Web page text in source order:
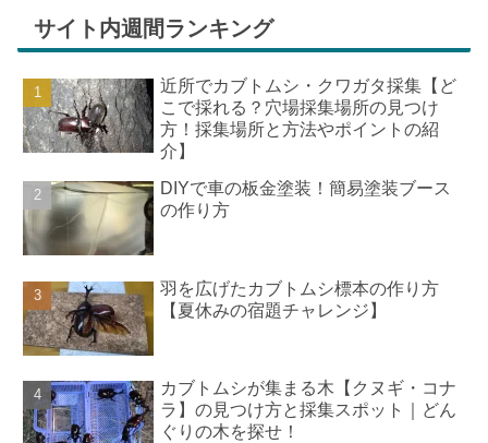
サイト内週間ランキング
近所でカブトムシ・クワガタ採集【ど
こで採れる？穴場採集場所の見つけ
方！採集場所と方法やポイントの紹
介】
DIYで車の板金塗装！簡易塗装ブース
の作り方
羽を広げたカブトムシ標本の作り方
【夏休みの宿題チャレンジ】
カブトムシが集まる木【クヌギ・コナ
ラ】の見つけ方と採集スポット｜どん
ぐりの木を探せ！